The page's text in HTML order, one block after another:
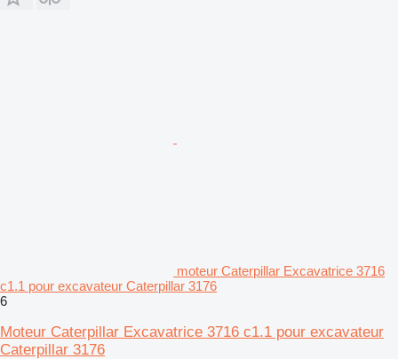
moteur Caterpillar Excavatrice 3716
c1.1 pour excavateur Caterpillar 3176
6
Moteur Caterpillar Excavatrice 3716 c1.1 pour excavateur
Caterpillar 3176